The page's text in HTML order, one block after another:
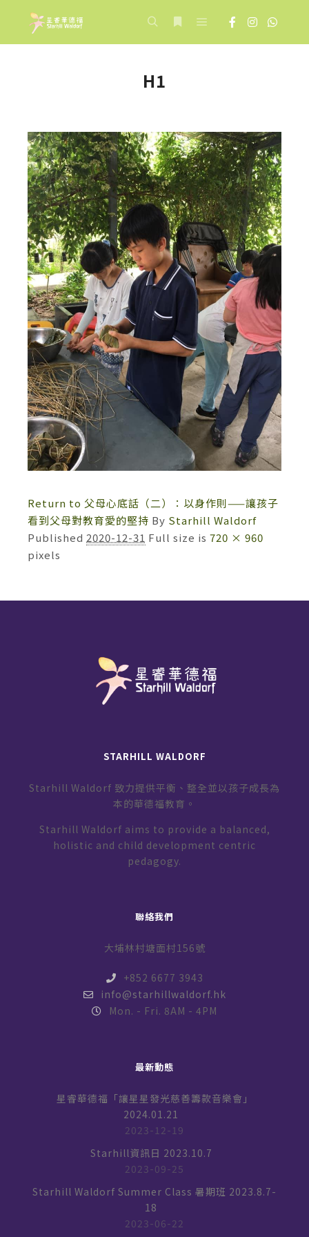
H1
Return to 父母心底話（二）：以身作則——讓孩子
看到父母對教育愛的堅持 By Starhill Waldorf
Published 2020-12-31 Full size is 720 × 960
pixels
STARHILL WALDORF
Starhill Waldorf 致力提供平衡、整全並以孩子成長為
本的華德福教育。
Starhill Waldorf aims to provide a balanced,
holistic and child development centric
pedagogy.
聯絡我們
大埔林村塘面村156號
+852 6677 3943
info@starhillwaldorf.hk
Mon. - Fri. 8AM - 4PM
最新動態
星睿華德福「讓星星發光慈善籌款音樂會」
2024.01.21
2023-12-19
Starhill資訊日 2023.10.7
2023-09-25
Starhill Waldorf Summer Class 暑期班 2023.8.7-
18
2023-06-22